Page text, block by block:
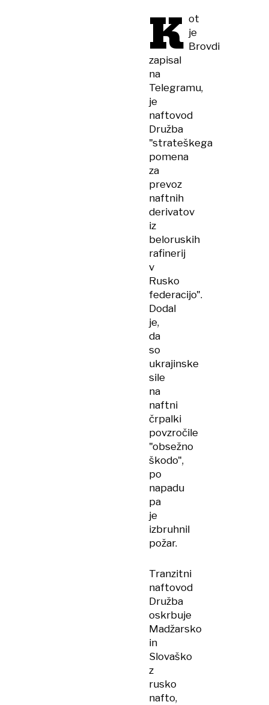
K ot
je
Brovdi
zapisal
na
Telegramu,
je
naftovod
Družba
"strateškega
pomena
za
prevoz
naftnih
derivatov
iz
beloruskih
rafinerij
v
Rusko
federacijo".
Dodal
je,
da
so
ukrajinske
sile
na
naftni
črpalki
povzročile
"obsežno
škodo",
po
napadu
pa
je
izbruhnil
požar.
Tranzitni
naftovod
Družba
oskrbuje
Madžarsko
in
Slovaško
z
rusko
nafto,